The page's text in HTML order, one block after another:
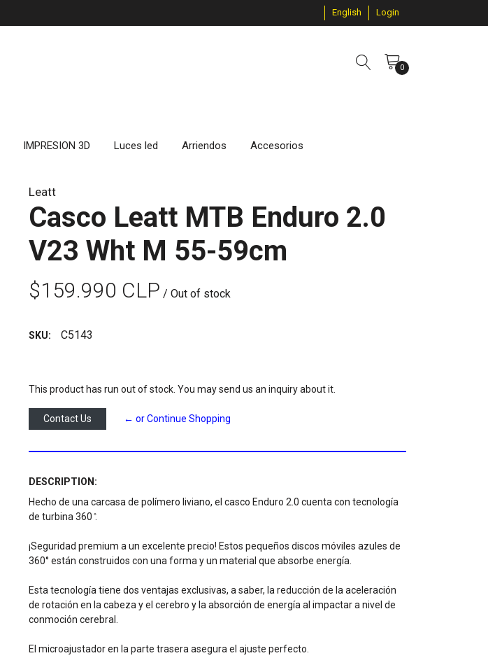
English Login
0
IMPRESION 3D Luces led Arriendos Accesorios
Leatt
Casco Leatt MTB Enduro 2.0
V23 Wht M 55-59cm
$159.990 CLP / Out of stock
SKU: C5143
This product has run out of stock. You may send us an inquiry about it.
Contact Us ← or Continue Shopping
DESCRIPTION:
Hecho de una carcasa de polímero liviano, el casco Enduro 2.0 cuenta con tecnología
de turbina 360 ̊.
¡Seguridad premium a un excelente precio! Estos pequeños discos móviles azules de
360° están construidos con una forma y un material que absorbe energía.
Esta tecnología tiene dos ventajas exclusivas, a saber, la reducción de la aceleración
de rotación en la cabeza y el cerebro y la absorción de energía al impactar a nivel de
conmoción cerebral.
El microajustador en la parte trasera asegura el ajuste perfecto.